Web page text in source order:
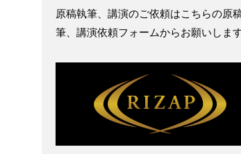
原稿執筆、講演のご依頼はこちらの原
筆、講演依頼フォームからお願いします